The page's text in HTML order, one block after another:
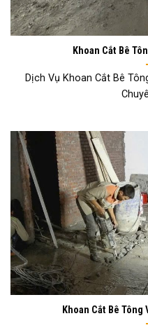
Khoan Cắt Bê
Dịch Vụ Khoan Cắt Bê
Khoan Cắt Bê